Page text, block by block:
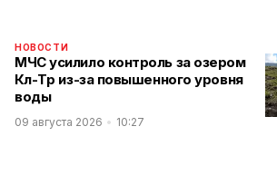
НОВОСТИ
МЧС усилило контроль за озером
Көл-Төр из-за повышенного уровня
воды
09 августа 2026 10:27